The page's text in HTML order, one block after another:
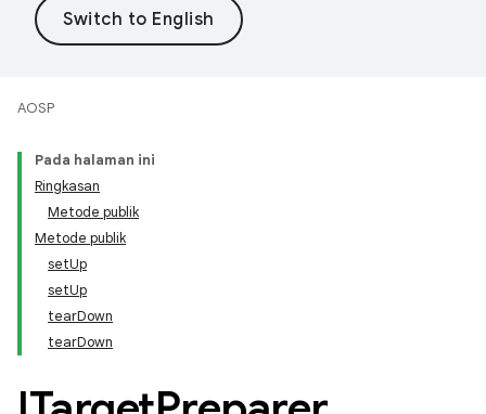
AOSP
Pada halaman ini
Ringkasan
Metode publik
Metode publik
setUp
setUp
tearDown
tearDown